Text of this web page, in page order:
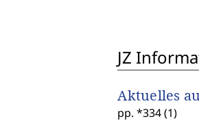
JZ
Aktuelles
pp. *334 (1)